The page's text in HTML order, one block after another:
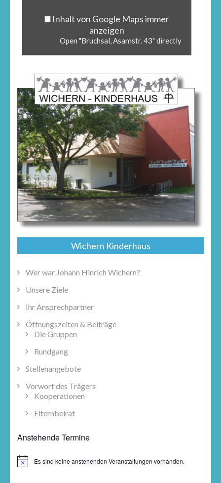
Inhalt von Google Maps immer
anzeigen
Open "Bruchsal, Asamstr. 43" directly
Wichern Kinderhaus
Wer war Johann Hinrich Wichern?
Unsere Ziele
Ihr Ansprechpartner
Öffnungszeiten & Beiträge
Die Gruppen
Rundgang
Stellenangebote
Vorwort des Trägers
Kooperationen
Elternbeirat
Anstehende Termine
Es sind keine anstehenden Veranstaltungen vorhanden.